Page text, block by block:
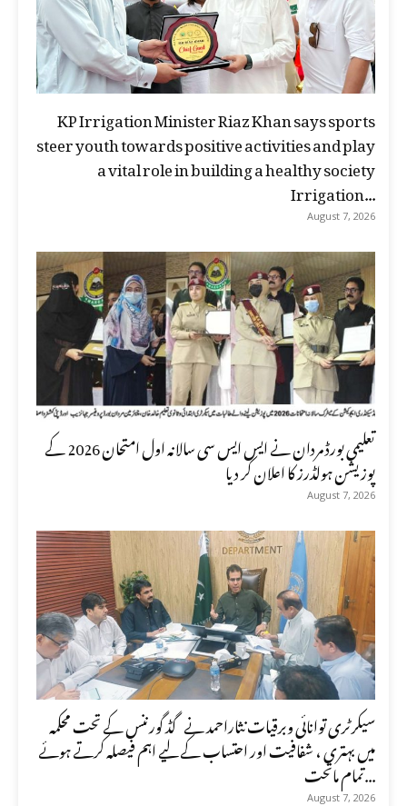
KP Irrigation Minister Riaz Khan says sports
steer youth towards positive activities and play
a vital role in building a healthy society
Irrigation...
August 7, 2026
تعلیمی بورڈ مردان نے ایس ایس سی سالانہ اول امتحان 2026 کے
پوزیشن ہولڈرز کا اعلان کر دیا
August 7, 2026
سیکرٹری توانائی وبرقیات نثاراحمد نے گڈ گورننس کے تحت محکمہ
میں بہتری ، شفافیت اور احتساب کے لیے اہم فیصلہ کرتے ہوئے
تمام ماتحت...
August 7, 2026